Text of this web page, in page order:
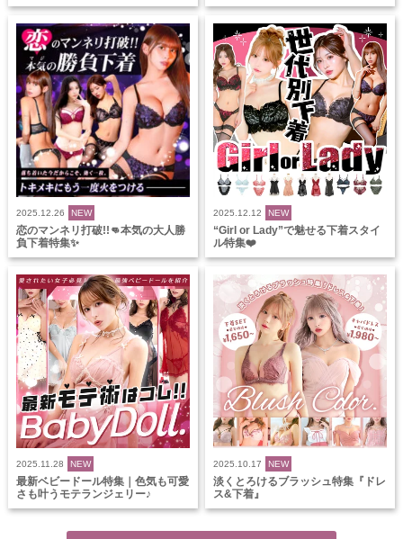
2025.12.26 NEW
恋のマンネリ打破!!👊本気の大人勝
負下着特集✨
2025.12.12 NEW
“Girl or Lady”で魅せる下着スタイ
ル特集❤️
2025.11.28 NEW
最新ベビードール特集｜色気も可愛
さも叶うモテランジェリー♪
2025.10.17 NEW
淡くとろけるブラッシュ特集『ドレ
ス&下着』